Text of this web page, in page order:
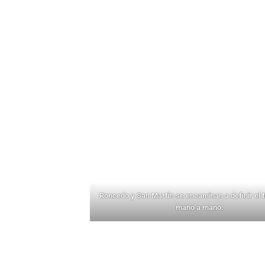
Roncedo y San Martín se encaminan a definir el
mano a mano.